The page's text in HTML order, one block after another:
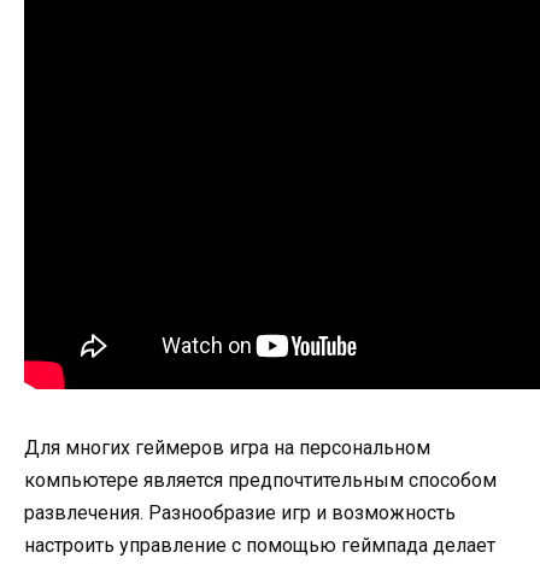
Для многих геймеров игра на персональном
компьютере является предпочтительным способом
развлечения. Разнообразие игр и возможность
настроить управление с помощью геймпада делает